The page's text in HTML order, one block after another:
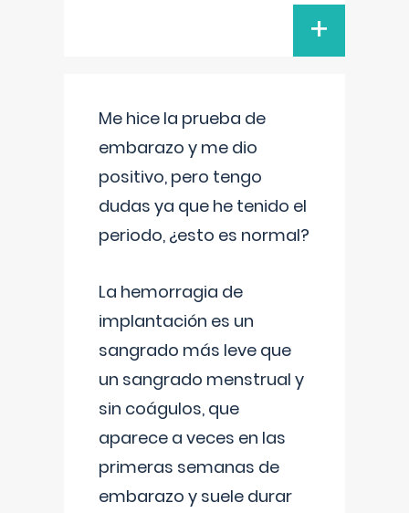
+
Me hice la prueba de
embarazo y me dio
positivo, pero tengo
dudas ya que he tenido el
periodo, ¿esto es normal?
La hemorragia de
implantación es un
sangrado más leve que
un sangrado menstrual y
sin coágulos, que
aparece a veces en las
primeras semanas de
embarazo y suele durar